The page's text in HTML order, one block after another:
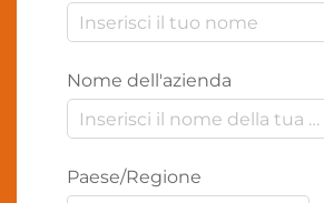
Nome dell'azienda
Paese/Regione